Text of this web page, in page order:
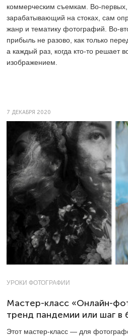
коммерческим съемкам. Во-
зарабатывающий на стоках, сам
жанр и тематику фотографий. Во-
прибыль не разово, как только
а каждый раз, когда кто-то решает
изображением.
7 ДЕКАБРЯ 2020
УРОКИ ФОТОГРАФИИ
Мастер-класс «Онлайн-
тренд пандемии или шаг в
Этот мастер-класс — для